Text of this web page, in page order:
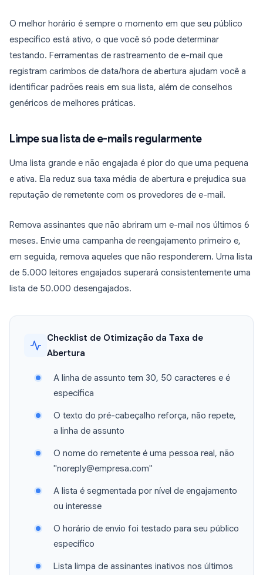
O melhor horário é sempre o momento em que seu público
específico está ativo, o que você só pode determinar
testando. Ferramentas de rastreamento de e-mail que
registram carimbos de data/hora de abertura ajudam você a
identificar padrões reais em sua lista, além de conselhos
genéricos de melhores práticas.
Limpe sua lista de e-mails regularmente
Uma lista grande e não engajada é pior do que uma pequena
e ativa. Ela reduz sua taxa média de abertura e prejudica sua
reputação de remetente com os provedores de e-mail.
Remova assinantes que não abriram um e-mail nos últimos 6
meses. Envie uma campanha de reengajamento primeiro e,
em seguida, remova aqueles que não responderem. Uma lista
de 5.000 leitores engajados superará consistentemente uma
lista de 50.000 desengajados.
Checklist de Otimização da Taxa de
Abertura
A linha de assunto tem 30, 50 caracteres e é
específica
O texto do pré-cabeçalho reforça, não repete,
a linha de assunto
O nome do remetente é uma pessoa real, não
"noreply@empresa.com"
A lista é segmentada por nível de engajamento
ou interesse
O horário de envio foi testado para seu público
específico
Lista limpa de assinantes inativos nos últimos